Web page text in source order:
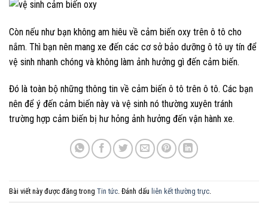
Còn nếu như bạn không am hiêu về cảm biến oxy trên ô tô cho
nắm. Thì bạn nên mang xe đến các cơ sở bảo dưỡng ô tô uy tín để
vệ sinh nhanh chóng và không làm ảnh hưởng gì đến cảm biến.
Đó là toàn bộ những thông tin về cảm biến ô tô trên ô tô. Các bạn
nên để ý đến cảm biến này và vệ sinh nó thường xuyên tránh
trường hợp cảm biến bị hư hỏng ảnh hưởng đến vận hành xe.
Bài viết này được đăng trong Tin tức . Đánh dấu liên kết thường trực